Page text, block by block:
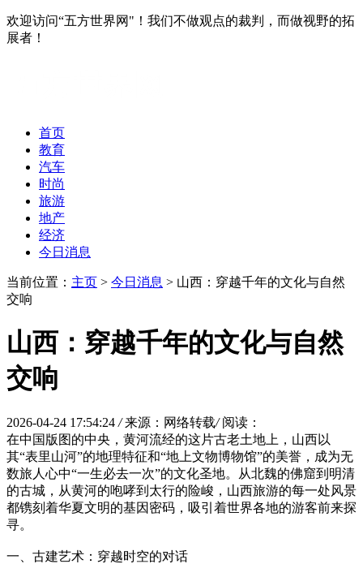
欢迎访问“五方世界网"！我们不做观点的裁判，而做视野的拓
展者！
首页
教育
汽车
时尚
旅游
地产
经济
今日消息
当前位置： 主页 > 今日消息 > 山西：穿越千年的文化与自然
交响
山西：穿越千年的文化与自然
交响
2026-04-24 17:54:24 / 来源：网络转载/ 阅读：
在中国版图的中央，黄河流经的这片古老土地上，山西以
其“表里山河”的地理特征和“地上文物博物馆”的美誉，成为无
数旅人心中“一生必去一次”的文化圣地。从北魏的佛窟到明清
的古城，从黄河的咆哮到太行的险峻，山西旅游的每一处风景
都镌刻着华夏文明的基因密码，吸引着世界各地的游客前来探
寻。
一、古建艺术：穿越时空的对话